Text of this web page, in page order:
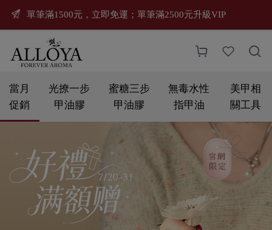
單筆滿1500元，立即免運；單筆滿2500元升級VIP
  
當月
促銷
光撩一步
甲油膠
蜜糖三步
甲油膠
無毒水性
指甲油
美甲相
關工具